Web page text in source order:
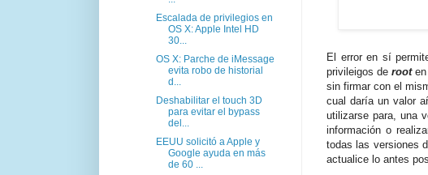
El error en sí
privileigos deroot
sin firmar con el
cual daría un valor
utilizarse para, una
información o
todas las versiones
actualice lo antes
Escalada de privilegios en
OS X: Apple Intel HD
30...
OS X: Parche de iMessage
evita robo de historial
d...
Deshabilitar el touch 3D
para evitar el bypass
del...
EEUU solicitó a Apple y
Google ayuda en más
de 60 ...